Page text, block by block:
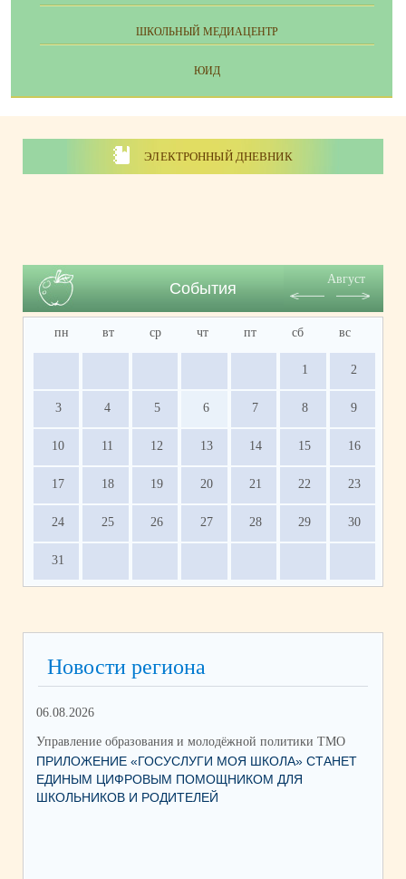
ШКОЛЬНЫЙ МЕДИАЦЕНТР
ЮИД
ЭЛЕКТРОННЫЙ ДНЕВНИК
События
Август
пн вт ср чт пт сб вс
1 2
3 4 5 6 7 8 9
10 11 12 13 14 15 16
17 18 19 20 21 22 23
24 25 26 27 28 29 30
31
Новости региона
06.08.2026
Управление образования и молодёжной политики ТМО
ПРИЛОЖЕНИЕ «ГОСУСЛУГИ МОЯ ШКОЛА» СТАНЕТ
ЕДИНЫМ ЦИФРОВЫМ ПОМОЩНИКОМ ДЛЯ
ШКОЛЬНИКОВ И РОДИТЕЛЕЙ